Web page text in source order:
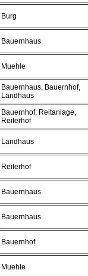
Burg
Bauernhaus
Muehle
Bauernhaus, Bauernhof,
Landhaus
Bauernhof, Reitanlage,
Reiterhof
Landhaus
Reiterhof
Bauernhaus
Bauernhaus
Bauernhof
Muehle